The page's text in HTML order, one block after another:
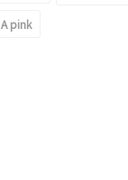
A pink